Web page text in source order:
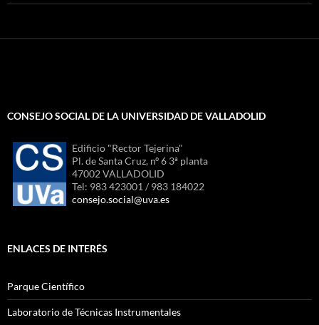
CONSEJO SOCIAL DE LA UNIVERSIDAD DE VALLADOLID
Edificio "Rector Tejerina"
Pl. de Santa Cruz, nº 6 3ª planta
47002 VALLADOLID
Tel: 983 423001 / 983 184022
consejo.social@uva.es
ENLACES DE INTERÉS
Parque Científico
Laboratorio de Técnicas Instrumentales